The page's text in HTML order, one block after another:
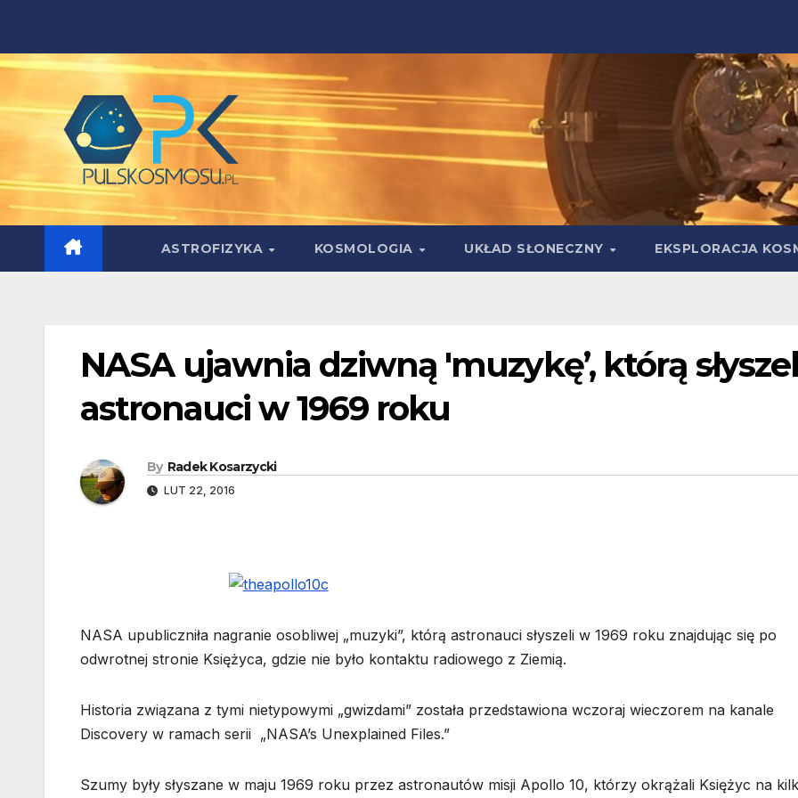
content
ASTROFIZYKA KOSMOLOGIA UKŁAD SŁONECZNY EKSPLORACJA
NASA ujawnia dziwną 'muzykę’, którą
astronauci w 1969 roku
By Radek Kosarzycki
LUT 22, 2016
NASA upubliczniła nagranie osobliwej „muzyki”, którą astronauci słyszeli w 1969 roku znajdując się po
odwrotnej stronie Księżyca, gdzie nie było kontaktu radiowego z Ziemią.
Historia związana z tymi nietypowymi „gwizdami” została przedstawiona wczoraj wieczorem na kanale
Discovery w ramach serii „NASA’s Unexplained Files.”
Szumy były słyszane w maju 1969 roku przez astronautów misji Apollo 10, którzy okrążali Księżyc na